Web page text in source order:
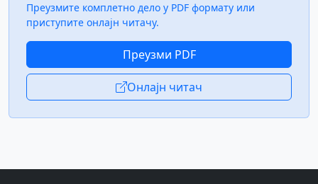
Преузмите комплетно дело у PDF формату или
приступите онлајн читачу.
Преузми PDF
Онлајн читач